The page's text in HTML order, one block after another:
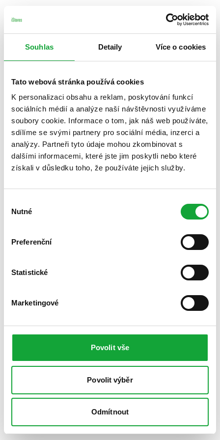
Souhlas Detaily Více o cookies
Tato webová stránka používá cookies
K personalizaci obsahu a reklam, poskytování funkcí
sociálních médií a analýze naší návštěvnosti využíváme
soubory cookie. Informace o tom, jak náš web používáte,
sdílíme se svými partnery pro sociální média, inzerci a
analýzy. Partneři tyto údaje mohou zkombinovat s
dalšími informacemi, které jste jim poskytli nebo které
získali v důsledku toho, že používáte jejich služby.
souhlasu
Nutné
Preferenční
Statistické
Marketingové
Povolit vše
Povolit výběr
Odmítnout